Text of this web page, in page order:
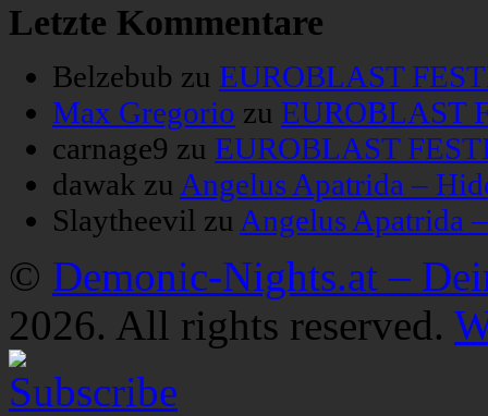
Letzte Kommentare
Belzebub zu EUROBLAST
Max Gregorio zu EUROBLAST
carnage9 zu EUROBLAST
dawak zu Angelus Apatrida –
Slaytheevil zu Angelus Apatrida
© Demonic-Nights.at –
2026. All rights reserved.